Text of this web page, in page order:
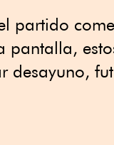
partido
pantalla,
desayuno,